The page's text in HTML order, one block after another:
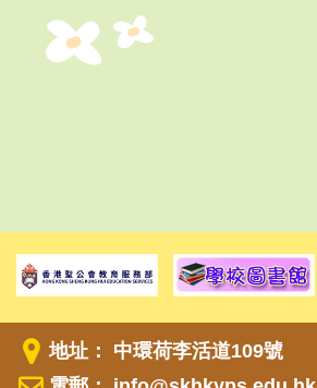
地址： 中環荷李活道109號